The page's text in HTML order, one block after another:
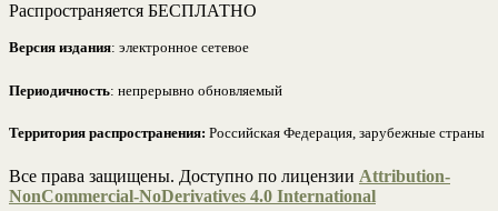
Распространяется БЕСПЛАТНО
Версия издания: электронное сетевое
Периодичность: непрерывно обновляемый
Территория распространения: Российская Федерация, зарубежные страны
Все права защищены. Доступно по лицензии Attribution-
NonCommercial-NoDerivatives 4.0 International